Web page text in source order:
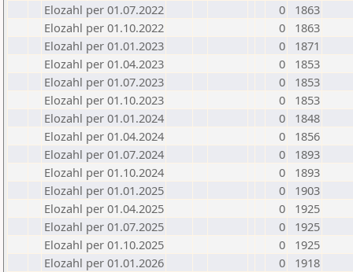
Elozahl per 01.07.2022
0
1863
Elozahl per 01.10.2022
0
1863
Elozahl per 01.01.2023
0
1871
Elozahl per 01.04.2023
0
1853
Elozahl per 01.07.2023
0
1853
Elozahl per 01.10.2023
0
1853
Elozahl per 01.01.2024
0
1848
Elozahl per 01.04.2024
0
1856
Elozahl per 01.07.2024
0
1893
Elozahl per 01.10.2024
0
1893
Elozahl per 01.01.2025
0
1903
Elozahl per 01.04.2025
0
1925
Elozahl per 01.07.2025
0
1925
Elozahl per 01.10.2025
0
1925
Elozahl per 01.01.2026
0
1918